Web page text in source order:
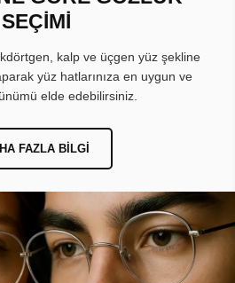
SEÇİMİ
kalp ve üçgen yüz şekline
yüz hatlarınıza en uygun ve
elde edebilirsiniz.
FAZLA BILGI